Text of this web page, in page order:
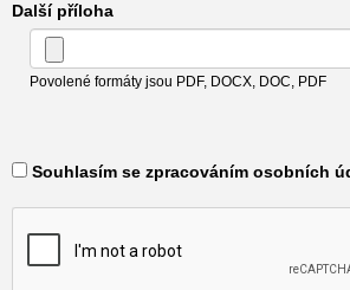
Další příloha
Povolené formáty jsou PDF, DOCX, DOC, PDF
Souhlasím se zpracováním osobních